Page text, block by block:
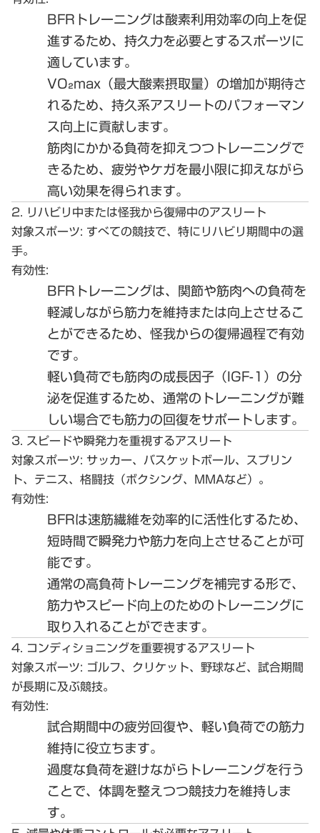
BFRトレーニングは酸素利用効率の向上を促
進するため、持久力を必要とするスポーツに
適しています。
VO₂max（最大酸素摂取量）の増加が期待さ
れるため、持久系アスリートのパフォーマン
ス向上に貢献します。
筋肉にかかる負荷を抑えつつトレーニングで
きるため、疲労やケガを最小限に抑えながら
高い効果を得られます。
2. リハビリ中または怪我から復帰中のアスリート
対象スポーツ: すべての競技で、特にリハビリ期間中の選
手。
有効性:
BFRトレーニングは、関節や筋肉への負荷を
軽減しながら筋力を維持または向上させるこ
とができるため、怪我からの復帰過程で有効
です。
軽い負荷でも筋肉の成長因子（IGF-1）の分
泌を促進するため、通常のトレーニングが難
しい場合でも筋力の回復をサポートします。
3. スピードや瞬発力を重視するアスリート
対象スポーツ:サッカー、バスケットボール、スプリン
ト、テニス、格闘技（ボクシング、MMAなど）。
有効性:
BFRは速筋繊維を効率的に活性化するため、
短時間で瞬発力や筋力を向上させることが可
能です。
通常の高負荷トレーニングを補完する形で、
筋力やスピード向上のためのトレーニングに
取り入れることができます。
4. コンディショニングを重要視するアスリート
対象スポーツ: ゴルフ、クリケット、野球など、試合期間
が長期に及ぶ競技。
有効性:
試合期間中の疲労回復や、軽い負荷での筋力
維持に役立ちます。
過度な負荷を避けながらトレーニングを行う
ことで、体調を整えつつ競技力を維持しま
す。